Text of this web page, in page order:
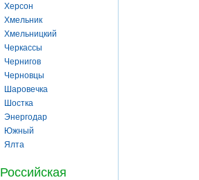
Херсон
Хмельник
Хмельницкий
Черкассы
Чернигов
Черновцы
Шаровечка
Шостка
Энергодар
Южный
Ялта
Российская